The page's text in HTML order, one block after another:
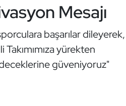
Mesajı
başarılar dileyerek,
Takımımıza yürekten
güveniyoruz"